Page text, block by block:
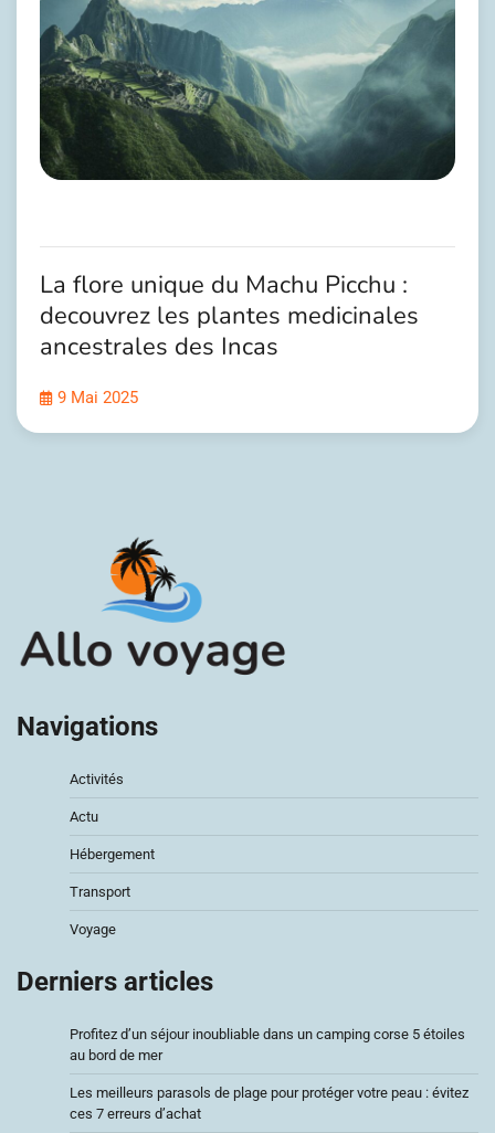
La flore unique du Machu Picchu :
decouvrez les plantes medicinales
ancestrales des Incas
9 Mai 2025
Navigations
Activités
Actu
Hébergement
Transport
Voyage
Derniers articles
Profitez d’un séjour inoubliable dans un camping corse 5 étoiles
au bord de mer
Les meilleurs parasols de plage pour protéger votre peau : évitez
ces 7 erreurs d’achat